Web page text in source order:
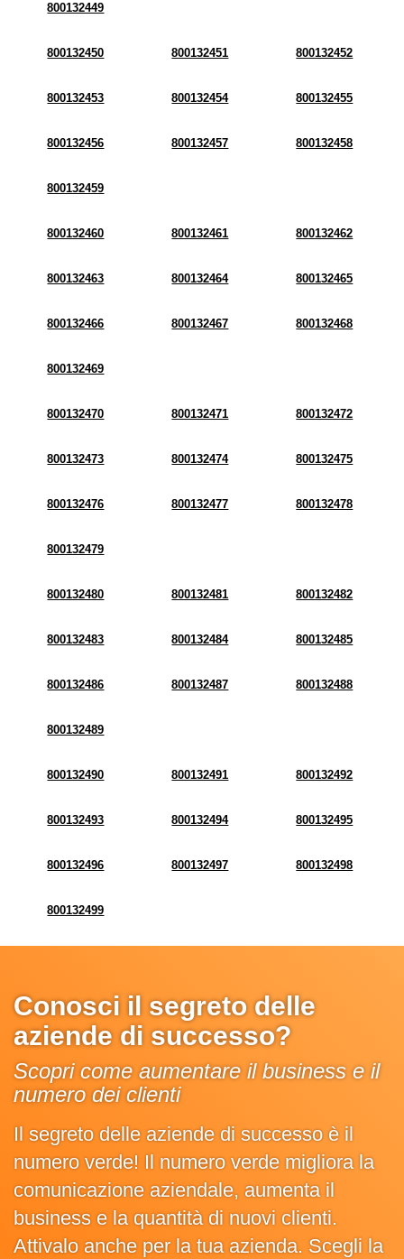
800132449
800132450 800132451 800132452
800132453 800132454 800132455
800132456 800132457 800132458
800132459
800132460 800132461 800132462
800132463 800132464 800132465
800132466 800132467 800132468
800132469
800132470 800132471 800132472
800132473 800132474 800132475
800132476 800132477 800132478
800132479
800132480 800132481 800132482
800132483 800132484 800132485
800132486 800132487 800132488
800132489
800132490 800132491 800132492
800132493 800132494 800132495
800132496 800132497 800132498
800132499
Conosci il segreto delle
aziende di successo?
Scopri come aumentare il business e il
numero dei clienti
Il segreto delle aziende di successo è il
numero verde! Il numero verde migliora la
comunicazione aziendale, aumenta il
business e la quantità di nuovi clienti.
Attivalo anche per la tua azienda. Scegli la